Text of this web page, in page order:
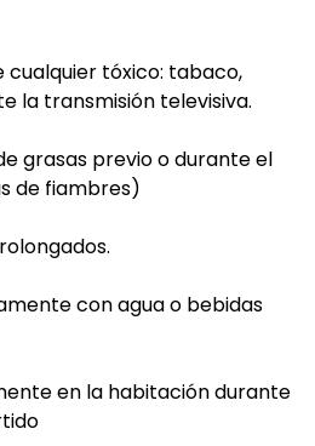
cualquier tóxico: tabaco,
la transmisión televisiva.
grasas previo o durante el
de fiambres)
con agua o bebidas
en la habitación durante